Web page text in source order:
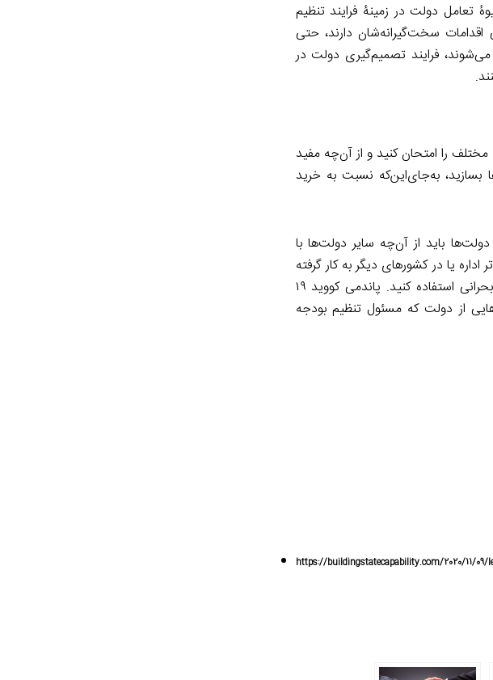
تعامل دولت در زمینۀ فرایند تنظیم
اقدامات سخت‌گیرانه‌شان دارند، حتی
فرایند تصمیم‌گیری دولت در
مختلف را امتحان کنید و از آن‌چه مفید
بسازید، به‌جای‌این‌که نسبت به خرید
باید از آن‌چه سایر دولت‌ها با
یا در کشورهای دیگر به کار گرفته
شده‌اند، درحالی‌که می‌توان این ابزارها را با نیازهای خود تطبیق داد. دست‌آخر، از ظرفیت تحول‌آفرین دوره‌های بحرانی استفاده کنید. پاندمی کووید ۱۹
از دولت که مسئول تنظیم بودجه
https://buildingstatecapability.com/2020/11/09/